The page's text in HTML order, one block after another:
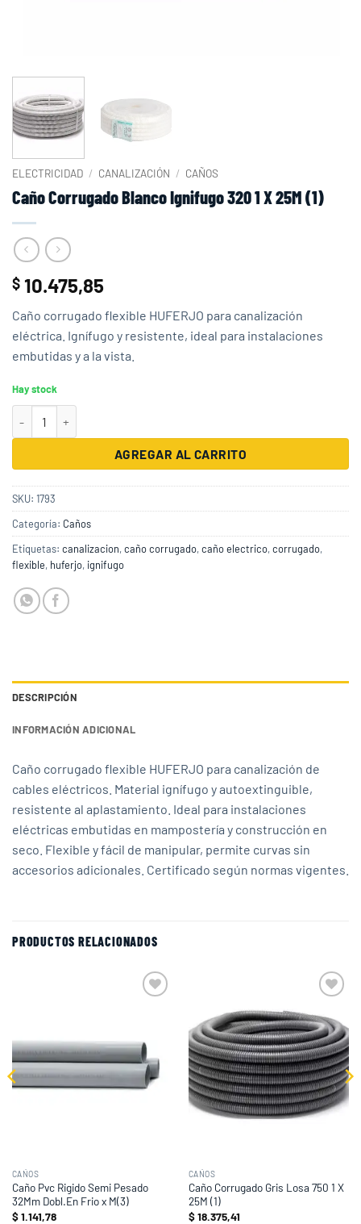
ELECTRICIDAD / CANALIZACIÓN / CAÑOS
Caño Corrugado Blanco Ignifugo 320 1 X 25M (1)
$ 10.475,85
Caño corrugado flexible HUFERJO para canalización
eléctrica. Ignífugo y resistente, ideal para instalaciones
embutidas y a la vista.
Hay stock
AGREGAR AL CARRITO
SKU: 1793
Categoría: Caños
Etiquetas: canalizacion,caño corrugado,caño electrico,corrugado,
flexible, huferjo, ignifugo
DESCRIPCIÓN
INFORMACIÓN ADICIONAL
Caño corrugado flexible HUFERJO para canalización de
cables eléctricos. Material ignífugo y autoextinguible,
resistente al aplastamiento. Ideal para instalaciones
eléctricas embutidas en mampostería y construcción en
seco. Flexible y fácil de manipular, permite curvas sin
accesorios adicionales. Certificado según normas vigentes.
PRODUCTOS RELACIONADOS
CAÑOS
Caño Pvc Rigido Semi Pesado
32Mm Dobl.En Frio x M(3)
$1.141,78
wishlist
CAÑOS
Caño Corrugado Gris Losa 750 1 X
25M (1)
$18.375,41